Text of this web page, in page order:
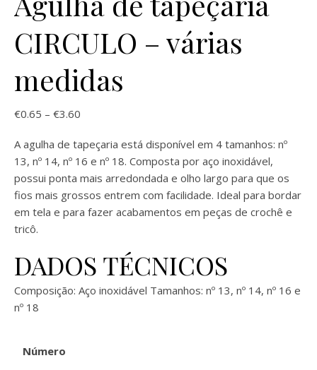
CIRCULO – várias
medidas
€0.65 – €3.60
A agulha de tapeçaria está disponível em 4 tamanhos: nº
13, nº 14, nº 16 e nº 18. Composta por aço inoxidável,
possui ponta mais arredondada e olho largo para que os
fios mais grossos entrem com facilidade. Ideal para bordar
em tela e para fazer acabamentos em peças de crochê e
tricô.
DADOS TÉCNICOS
Composição: Aço inoxidável Tamanhos: nº 13, nº 14, nº 16 e
nº 18
Número